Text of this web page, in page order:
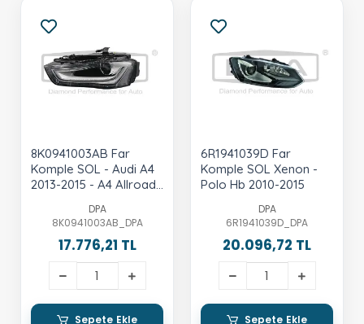
8K0941003AB Far
Komple SOL - Audi A4
2013-2015 - A4 Allroad
2013-2015 DPA
8K0941003AB_DPA
17.776,21 TL
Sepete Ekle
6R1941039D Far
Komple SOL Xenon -
Polo Hb 2010-2015
DPA
6R1941039D_DPA
20.096,72 TL
Sepete Ekle